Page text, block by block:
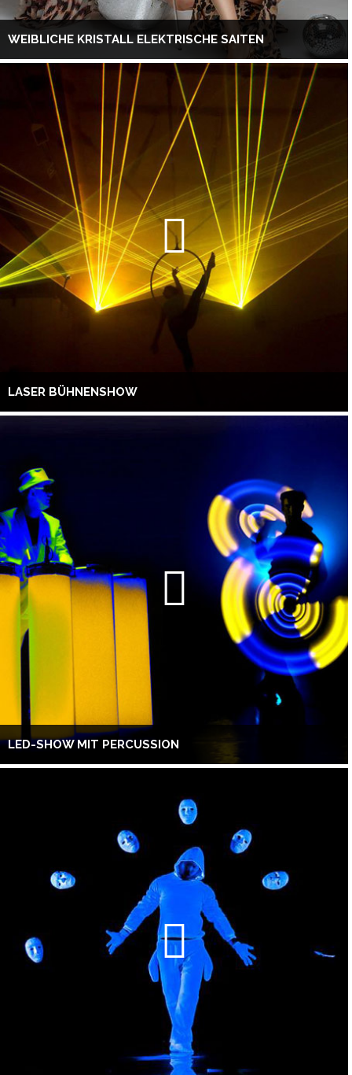
WEIBLICHE KRISTALL ELEKTRISCHE SAITEN
LASER BÜHNENSHOW
LED-SHOW MIT PERCUSSION